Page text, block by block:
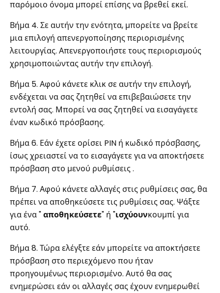
παρόμοιο όνομα μπορεί επίσης να βρεθεί εκεί.
Βήμα 4. Σε αυτήν την ενότητα, μπορείτε να βρείτε
μια επιλογή απενεργοποίησης περιορισμένης
λειτουργίας. Απενεργοποιήστε τους περιορισμούς
χρησιμοποιώντας αυτήν την επιλογή.
Βήμα 5. Αφού κάνετε κλικ σε αυτήν την επιλογή,
ενδέχεται να σας ζητηθεί να επιβεβαιώσετε την
εντολή σας. Μπορεί να σας ζητηθεί να εισαγάγετε
έναν κωδικό πρόσβασης.
Βήμα 6. Εάν έχετε ορίσει PIN ή κωδικό πρόσβασης,
ίσως χρειαστεί να το εισαγάγετε για να αποκτήσετε
πρόσβαση στο μενού ρυθμίσεις .
Βήμα 7. Αφού κάνετε αλλαγές στις ρυθμίσεις σας, θα
πρέπει να αποθηκεύσετε τις ρυθμίσεις σας. Ψάξτε
για ένα "αποθηκεύσετε" ή "ισχύουνκουμπί για
αυτό.
Βήμα 8. Τώρα ελέγξτε εάν μπορείτε να αποκτήσετε
πρόσβαση στο περιεχόμενο που ήταν
προηγουμένως περιορισμένο. Αυτό θα σας
ενημερώσει εάν οι αλλαγές σας έχουν ενημερωθεί